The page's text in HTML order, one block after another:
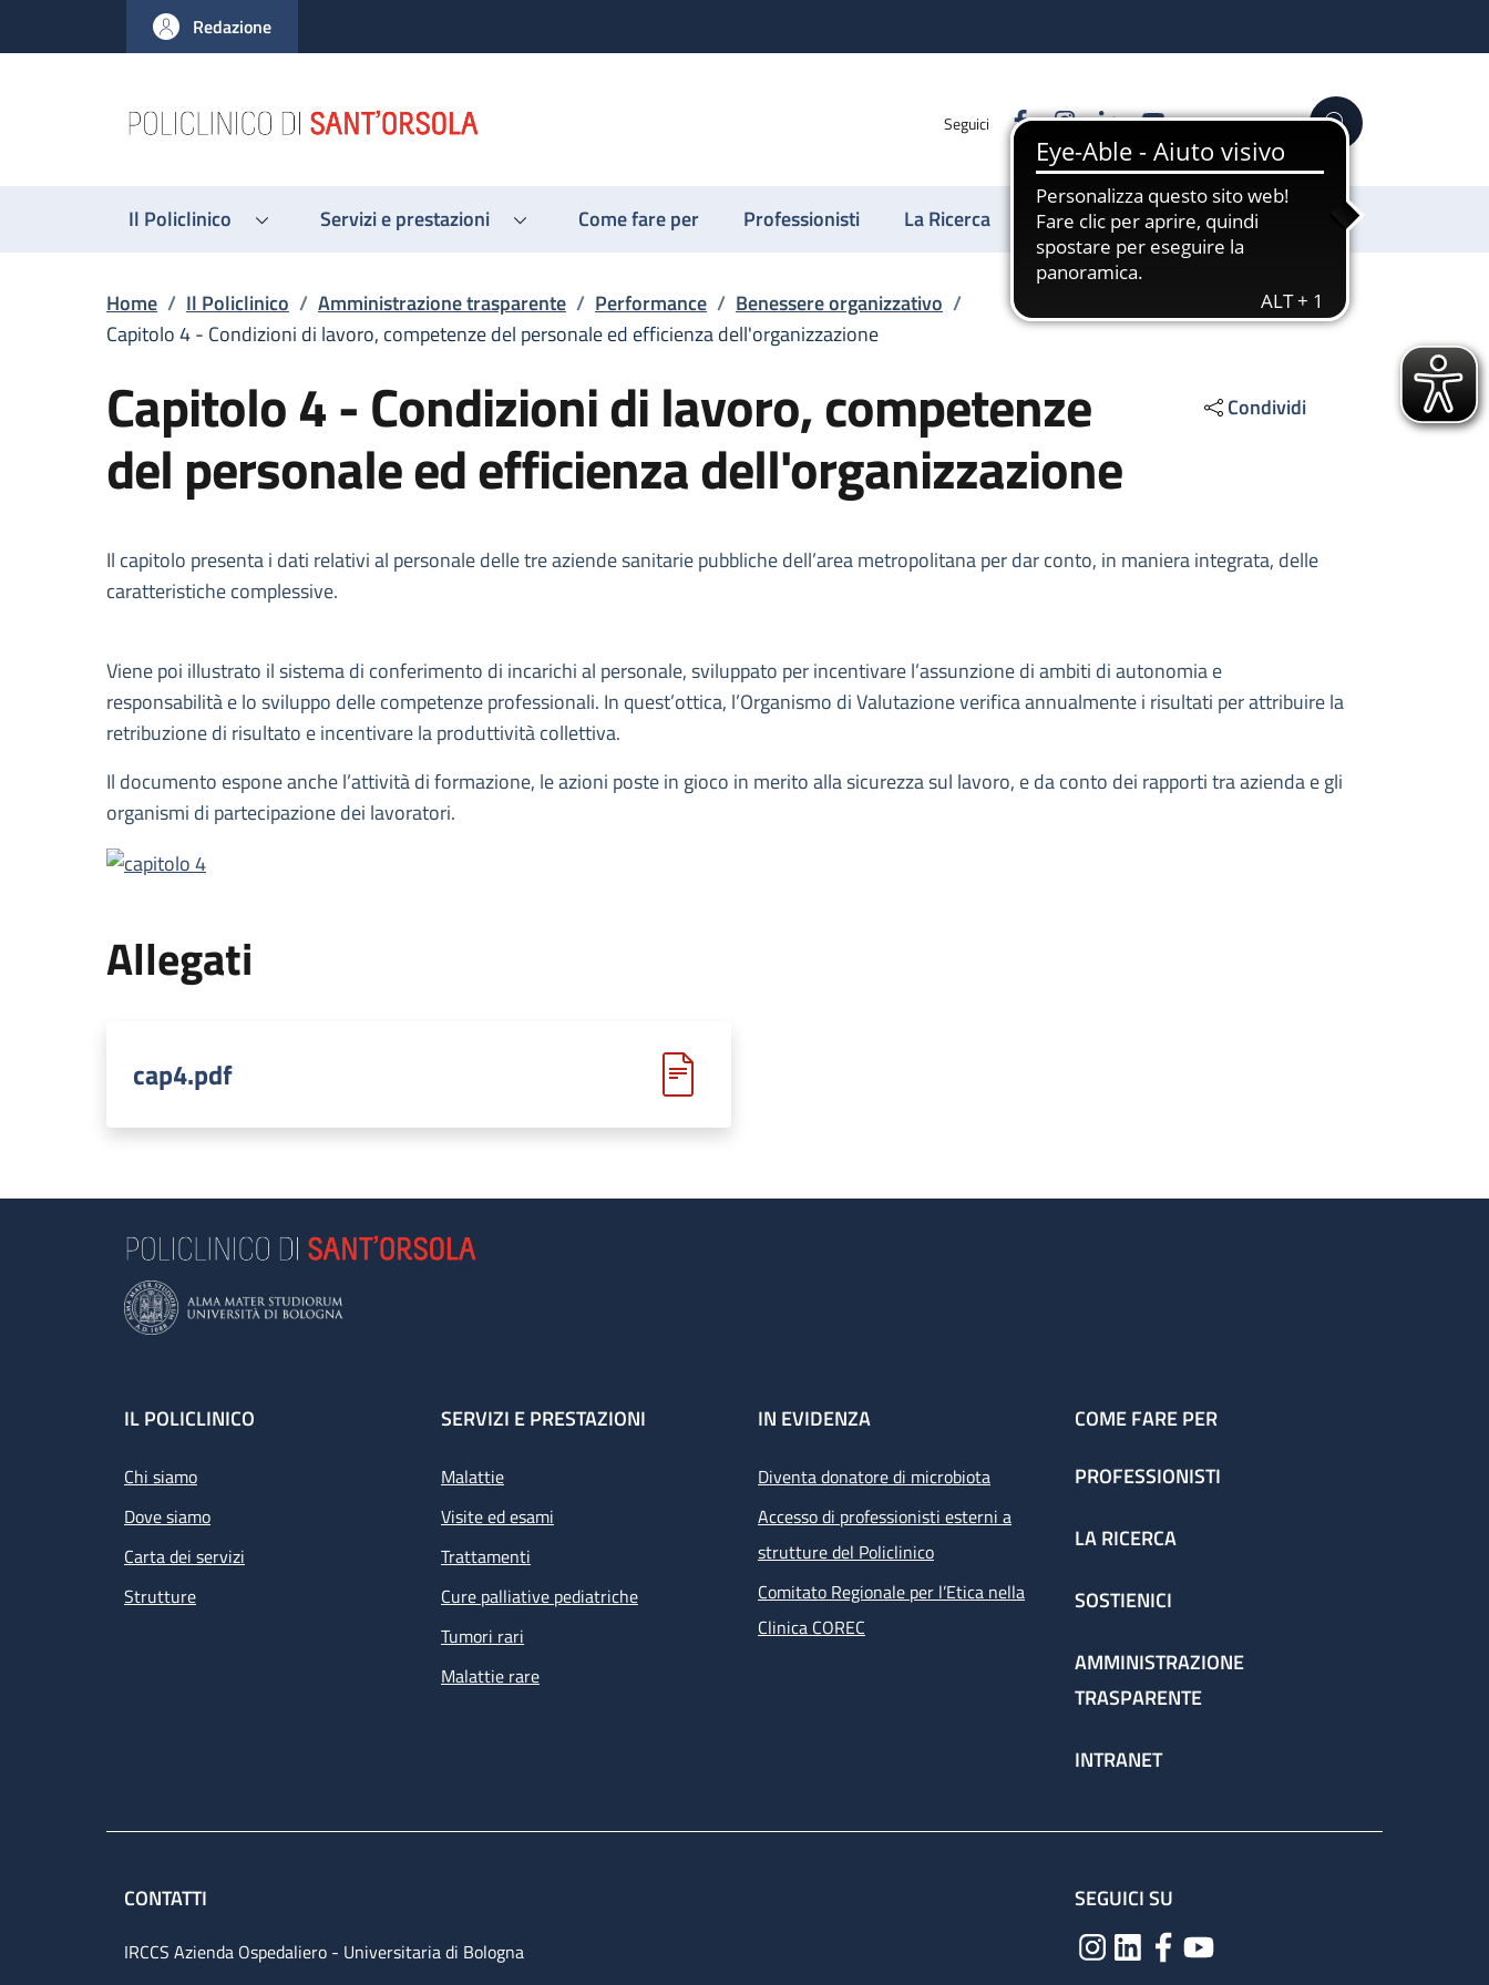
al contenuto principale
to footer content
Redazione
Seguici FacebookInstagram
LinkedinYouTube Cerca
Il Policlinico Servizi e prestazioni Come fare per Professionisti La Ricerca Sostienici
Briciole di pane
Home / Il Policlinico / Amministrazione trasparente / Performance / Benessere organizzativo /
Capitolo 4 - Condizioni di lavoro, competenze del personale ed efficienza dell'organizzazione
Capitolo 4 - Condizioni di lavoro, competenze
del personale ed efficienza dell'organizzazione
Condividi
Descrizione
Il capitolo presenta i dati relativi al personale delle tre aziende sanitarie pubbliche dell’area metropolitana per dar conto, in maniera integrata, delle
caratteristiche complessive.
Viene poi illustrato il sistema di conferimento di incarichi al personale, sviluppato per incentivare l’assunzione di ambiti di autonomia e
responsabilità e lo sviluppo delle competenze professionali. In quest’ottica, l’Organismo di Valutazione verifica annualmente i risultati per attribuire la
retribuzione di risultato e incentivare la produttività collettiva.
Il documento espone anche l’attività di formazione, le azioni poste in gioco in merito alla sicurezza sul lavoro, e da conto dei rapporti tra azienda e gli
organismi di partecipazione dei lavoratori.
Allegati
cap4.pdf
Footer
IL POLICLINICO
Chi siamo
Dove siamo
Carta dei servizi
Strutture
SERVIZI E PRESTAZIONI
Malattie
Visite ed esami
Trattamenti
Cure palliative pediatriche
Tumori rari
Malattie rare
IN EVIDENZA
Diventa donatore di microbiota
Accesso di professionisti esterni a
strutture del Policlinico
Comitato Regionale per l’Etica nella
Clinica COREC
COME FARE PER
PROFESSIONISTI
LA RICERCA
SOSTIENICI
AMMINISTRAZIONE
TRASPARENTE
INTRANET
CONTATTI
IRCCS Azienda Ospedaliero - Universitaria di Bologna
SEGUICI SU